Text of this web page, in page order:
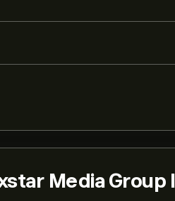
Media Group